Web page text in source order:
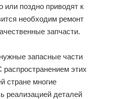
или поздно приводят к
необходим ремонт
запчасти.
запасные части
этих
стране многие
реализацией деталей